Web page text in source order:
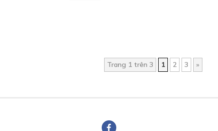
Trang 1 trên 3 1 2 3 »